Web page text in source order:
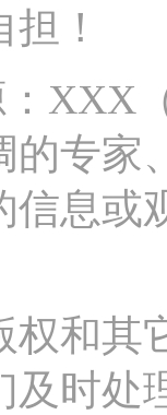
！
XXX
的专家
信息或
权和其
时处